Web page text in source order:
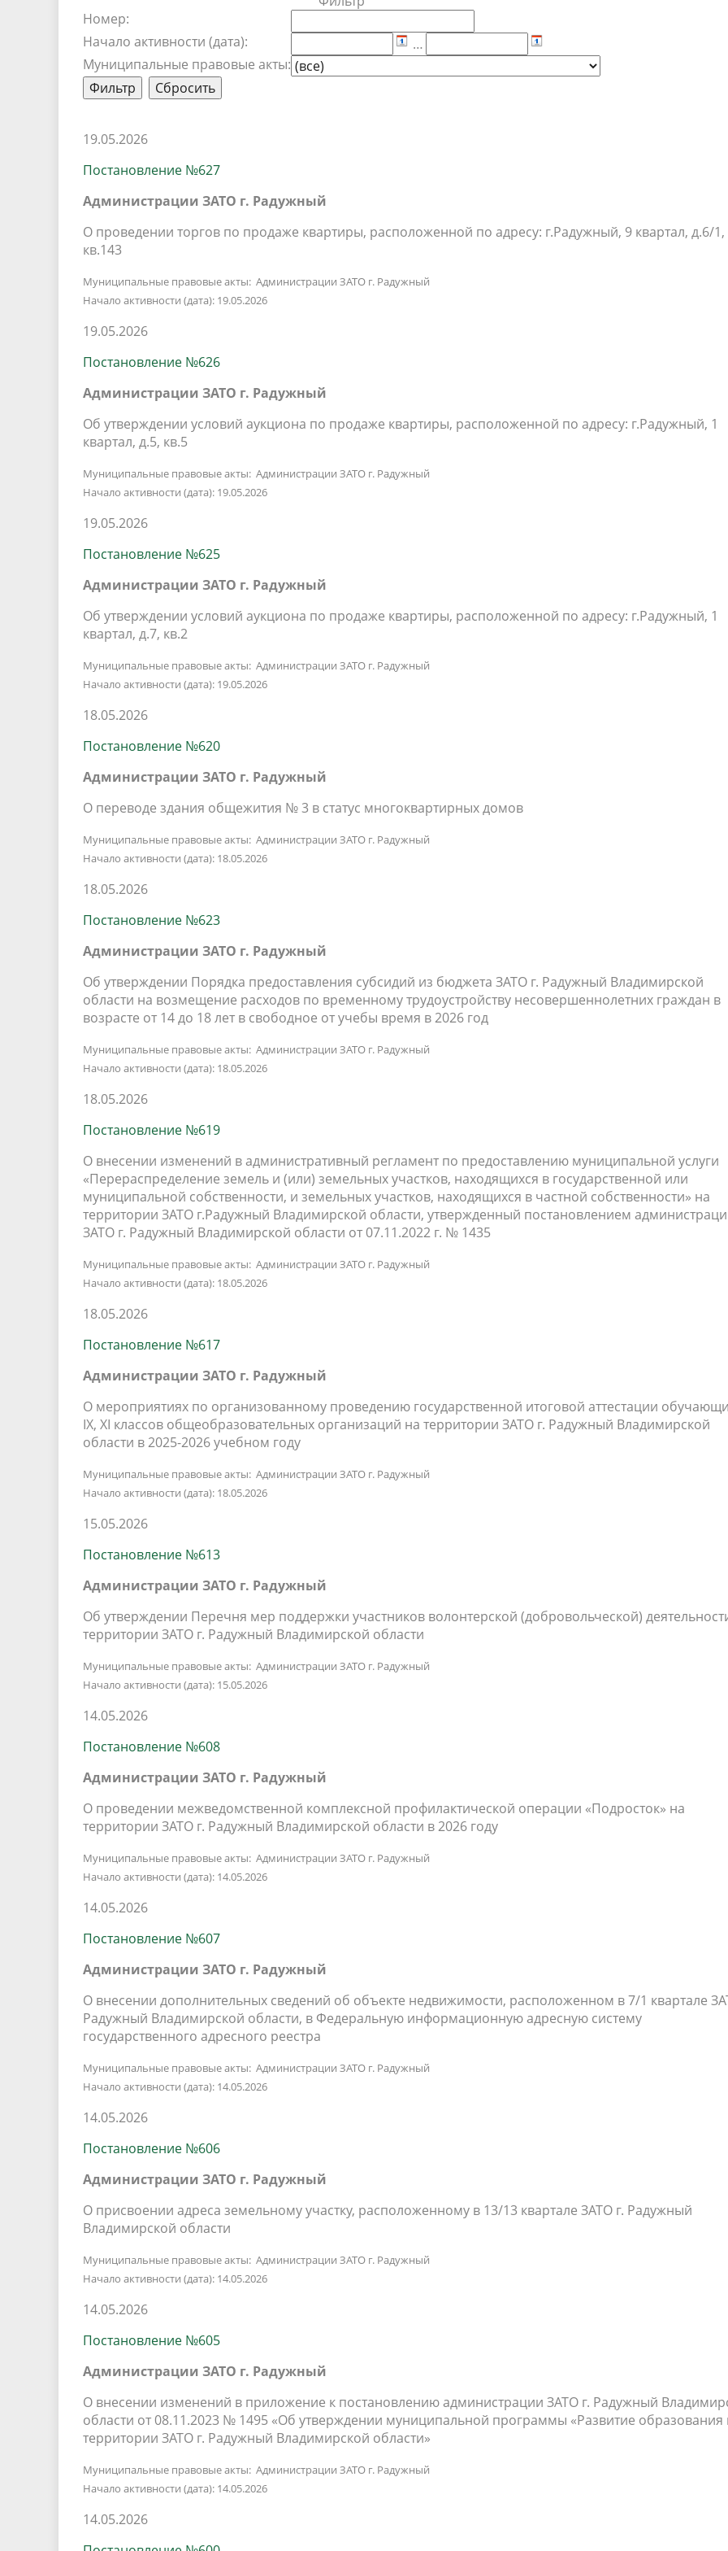
Песни о городе
Защита населения
Градостроительная деятельность
Инициативные проекты
условий труда
Координационные и совещательные
органы
Муниципальные закупки
Противодействие коррупции
Муниципально - частное
Номер:
Начало активности (дата):
…
Муниципальные правовые акты:
19.05.2026
Постановление №627
Администрации ЗАТО г. Радужный
О проведении торгов по продаже квартиры, расположенной по адресу: г.Радужный, 9 квартал, д.6/1,
кв.143
Муниципальные правовые акты: Администрации ЗАТО г. Радужный
Начало активности (дата): 19.05.2026
19.05.2026
Постановление №626
Администрации ЗАТО г. Радужный
Об утверждении условий аукциона по продаже квартиры, расположенной по адресу: г.Радужный, 1
квартал, д.5, кв.5
Муниципальные правовые акты: Администрации ЗАТО г. Радужный
Начало активности (дата): 19.05.2026
19.05.2026
Постановление №625
Администрации ЗАТО г. Радужный
Об утверждении условий аукциона по продаже квартиры, расположенной по адресу: г.Радужный, 1
квартал, д.7, кв.2
Муниципальные правовые акты: Администрации ЗАТО г. Радужный
Начало активности (дата): 19.05.2026
18.05.2026
Постановление №620
Администрации ЗАТО г. Радужный
О переводе здания общежития № 3 в статус многоквартирных домов
Муниципальные правовые акты: Администрации ЗАТО г. Радужный
Начало активности (дата): 18.05.2026
18.05.2026
Постановление №623
Администрации ЗАТО г. Радужный
Об утверждении Порядка предоставления субсидий из бюджета ЗАТО г. Радужный Владимирской
области на возмещение расходов по временному трудоустройству несовершеннолетних граждан в
возрасте от 14 до 18 лет в свободное от учебы время в 2026 год
Муниципальные правовые акты: Администрации ЗАТО г. Радужный
Начало активности (дата): 18.05.2026
18.05.2026
Постановление №619
О внесении изменений в административный регламент по предоставлению муниципальной услуги
«Перераспределение земель и (или) земельных участков, находящихся в государственной или
муниципальной собственности, и земельных участков, находящихся в частной собственности» на
территории ЗАТО г.Радужный Владимирской области, утвержденный постановлением
ЗАТО г. Радужный Владимирской области от 07.11.2022 г. № 1435
Муниципальные правовые акты: Администрации ЗАТО г. Радужный
Начало активности (дата): 18.05.2026
18.05.2026
Постановление №617
Администрации ЗАТО г. Радужный
О мероприятиях по организованному проведению государственной итоговой аттестации
IX, XI классов общеобразовательных организаций на территории ЗАТО г. Радужный Владимирской
области в 2025-2026 учебном году
Муниципальные правовые акты: Администрации ЗАТО г. Радужный
Начало активности (дата): 18.05.2026
15.05.2026
Постановление №613
Администрации ЗАТО г. Радужный
Об утверждении Перечня мер поддержки участников волонтерской (добровольческой)
территории ЗАТО г. Радужный Владимирской области
Муниципальные правовые акты: Администрации ЗАТО г. Радужный
Начало активности (дата): 15.05.2026
14.05.2026
Постановление №608
Администрации ЗАТО г. Радужный
О проведении межведомственной комплексной профилактической операции «Подросток» на
территории ЗАТО г. Радужный Владимирской области в 2026 году
Муниципальные правовые акты: Администрации ЗАТО г. Радужный
Начало активности (дата): 14.05.2026
14.05.2026
Постановление №607
Администрации ЗАТО г. Радужный
О внесении дополнительных сведений об объекте недвижимости, расположенном в 7/1 квартале
Радужный Владимирской области, в Федеральную информационную адресную систему
государственного адресного реестра
Муниципальные правовые акты: Администрации ЗАТО г. Радужный
Начало активности (дата): 14.05.2026
14.05.2026
Постановление №606
Администрации ЗАТО г. Радужный
О присвоении адреса земельному участку, расположенному в 13/13 квартале ЗАТО г. Радужный
Владимирской области
Муниципальные правовые акты: Администрации ЗАТО г. Радужный
Начало активности (дата): 14.05.2026
14.05.2026
Постановление №605
Администрации ЗАТО г. Радужный
О внесении изменений в приложение к постановлению администрации ЗАТО г. Радужный
области от 08.11.2023 № 1495 «Об утверждении муниципальной программы «Развитие образования
территории ЗАТО г. Радужный Владимирской области»
Муниципальные правовые акты: Администрации ЗАТО г. Радужный
Начало активности (дата): 14.05.2026
14.05.2026